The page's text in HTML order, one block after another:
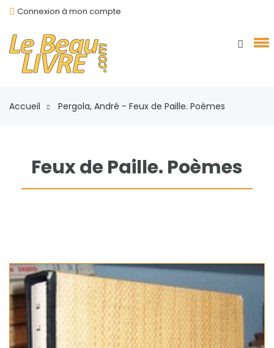
Connexion à mon compte
Accueil Pergola, André - Feux de Paille. Poèmes
Feux de Paille. Poèmes